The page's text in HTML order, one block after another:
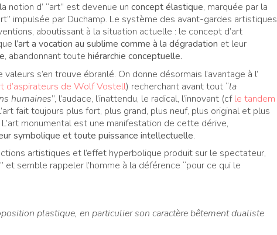
notion d’ “art” est devenue un concept élastique, marquée par la
impulsée par Duchamp. Le système des avant-gardes artistiques
aboutissant à la situation actuelle : le concept d’art
l’art a vocation au sublime comme à la dégradation et leur
, abandonnant toute hiérarchie conceptuelle.
s’en trouve ébranlé. On donne désormais l’avantage à l’
d’aspirateurs de Wolf Vostell) recherchant avant tout “la
humaines”, l’audace, l’inattendu, le radical, l’innovant (cfle tandem
l’art fait toujours plus fort, plus grand, plus neuf, plus original et plus
L’art monumental est une manifestation de cette dérive,
symbolique et toute puissance intellectuelle.
artistiques et l’effet hyperbolique produit sur le spectateur,
et semble rappeler l’homme à la déférence “pour ce qui le
plastique, en particulier son caractère bêtement dualiste